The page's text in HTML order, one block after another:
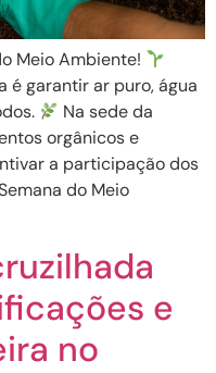
Meio Ambiente!
é garantir ar puro, água
Na sede da
orgânicos e
a participação dos
do Meio
e
no